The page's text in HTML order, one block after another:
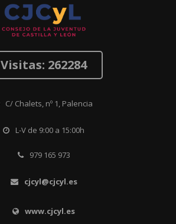
Visitas: 262284
C/ Chalets, nº 1, Palencia
L-V de 9:00 a 15:00h
979 165 973
cjcyl@cjcyl.es
www.cjcyl.es